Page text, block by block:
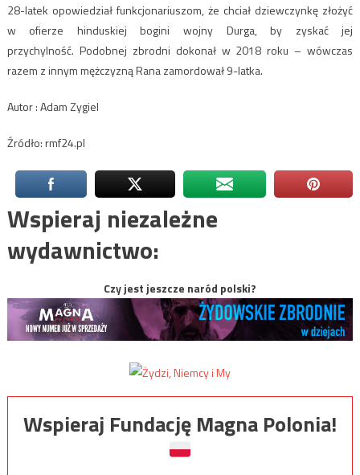
28-latek opowiedział funkcjonariuszom, że chciał dziewczynkę złożyć
w ofierze hinduskiej bogini wojny Durga, by zyskać jej
przychylność. Podobnej zbrodni dokonał w 2018 roku – wówczas
razem z innym mężczyzną Rana zamordował 9-latka.
Autor : Adam Zygiel
Źródło: rmf24.pl
Wspieraj niezależne
wydawnictwo:
Czy jest jeszcze naród polski?
Wspieraj Fundację Magna Polonia!